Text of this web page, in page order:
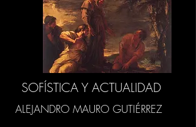
SOFÍSTICA Y ACTUALIDAD
ALEJANDRO MAURO GUTIÉRREZ